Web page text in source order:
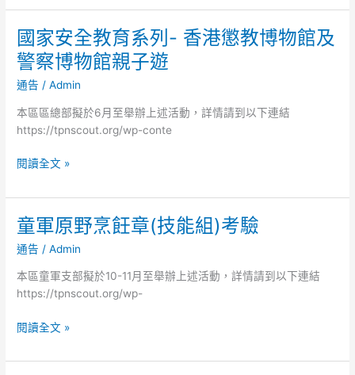
能
錦
標
賽
國家安全教育系列- 香港懲教博物館及
警察博物館親子遊
通告 /Admin
本區區總部擬於6月至舉辦上述活動，詳情請到以下連結
https://tpnscout.org/wp-conte
國
家
安
全
育
列-
教
博
館
及
察
物
閱讀全文 »
童軍原野烹飪章(技能組)考驗
通告 /Admin
本區童軍支部擬於10-11月至舉辦上述活動，詳情請到以下連結
https://tpnscout.org/wp-
童
原
野
烹
章
能
閱讀全文 »